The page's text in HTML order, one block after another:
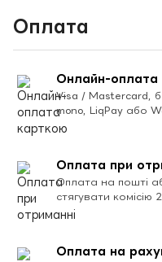
Оплата
Онлайн-оплата
Visa / Mastercard,
mono, LiqPay або
Оплата при
Оплата на пошті
стягувати комісію
Оплата на